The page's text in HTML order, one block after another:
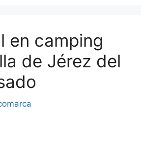
en camping
de Jérez del